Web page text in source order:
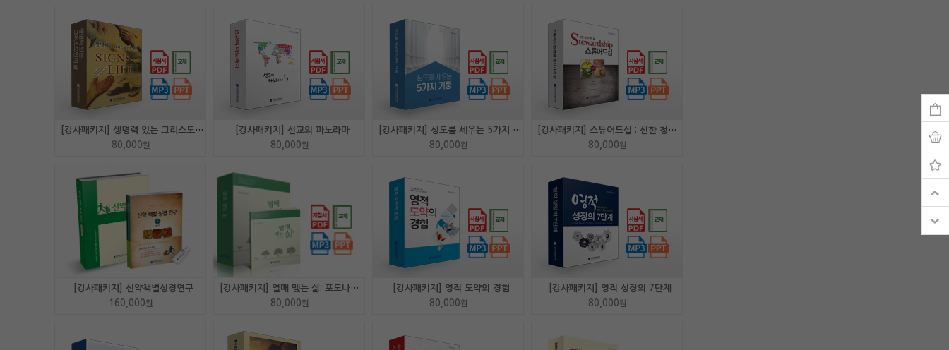
[강사패키지] 생명력 있는 그리스도인의 삶
80,000원
[강사패키지] 선교의 파노라마
80,000원
[강사패키지] 성도를 세우는 5가지 기둥
80,000원
[강사패키지] 스튜어드십 : 선한 청지기의 삶
80,000원
[강사패키지] 신약책별성경연구
160,000원
[강사패키지] 열매 맺는 삶: 포도나무의 비밀 <개정..
80,000원
[강사패키지] 영적 도약의 경험
80,000원
[강사패키지] 영적 성장의 7단계
80,000원